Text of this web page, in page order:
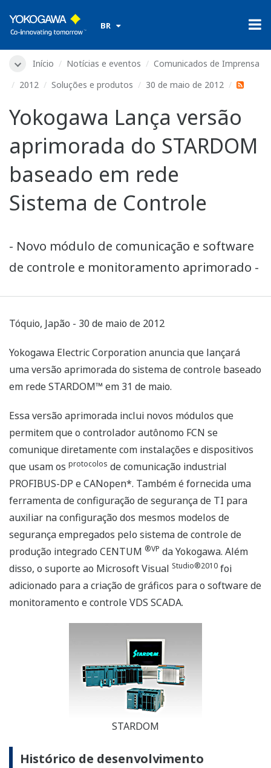
BR
Início Notícias e eventos
Comunicados de Imprensa
2012
Soluções e produtos 30 de maio de 2012
Yokogawa Lança versão
aprimorada do STARDOM
baseado em rede
Sistema de Controle
- Novo módulo de comunicação e software
de controle e monitoramento aprimorado -
Tóquio, Japão - 30 de maio de 2012
Yokogawa Electric Corporation anuncia que lançará
uma versão aprimorada do sistema de controle baseado
em rede STARDOM™ em 31 de maio.
Essa versão aprimorada inclui novos módulos que
permitem que o controlador autônomo FCN se
comunique diretamente com instalações e dispositivos
que usam os protocolos de comunicação industrial
PROFIBUS-DP e CANopen*. Também é fornecida uma
ferramenta de configuração de segurança de TI para
auxiliar na configuração dos mesmos modelos de
segurança empregados pelo sistema de controle de
produção integrado CENTUM ®VP da Yokogawa. Além
disso, o suporte ao Microsoft Visual Studio®2010 foi
adicionado para a criação de gráficos para o software de
monitoramento e controle VDS SCADA.
STARDOM
Histórico de desenvolvimento